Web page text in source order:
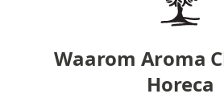
Waarom Aroma
Horeca